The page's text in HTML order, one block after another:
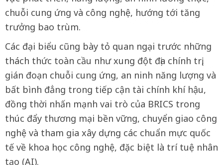
chuỗi cung ứng và công nghệ, hướng tới tăng
trưởng bao trùm.
Các đại biểu cũng bày tỏ quan ngại trước những
thách thức toàn cầu như xung đột địa chính trị,
gián đoạn chuỗi cung ứng, an ninh năng lượng và
bất bình đẳng trong tiếp cận tài chính khí hậu,
đồng thời nhấn mạnh vai trò của BRICS trong
thúc đẩy thương mại bền vững, chuyển giao công
nghệ và tham gia xây dựng các chuẩn mực quốc
tế về khoa học công nghệ, đặc biệt là trí tuệ nhân
tạo (AI).